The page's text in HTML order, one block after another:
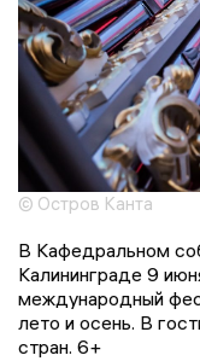
© Остров Канта
В Кафедральном
Калининграде 9
международный
лето и осень. В
стран. 6+